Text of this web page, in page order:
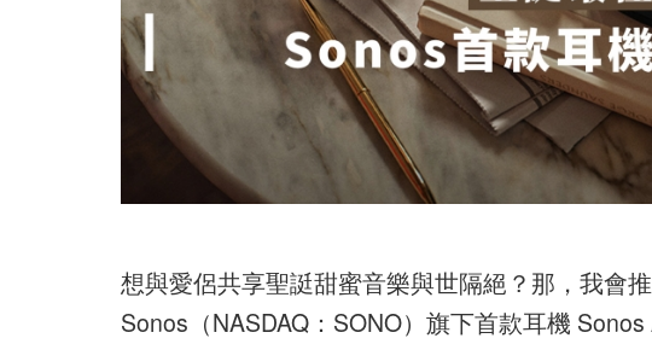
想與愛侶共享聖誔甜蜜音樂與世隔絕？那，我會
Sonos（NASDAQ：SONO）旗下首款耳機